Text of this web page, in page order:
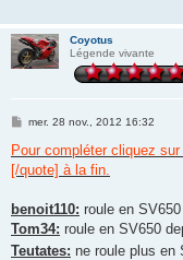
Coyotus
Légende vivante
M
s
s
a
mer. 28 nov., 2012 16:32
Pour compléter cliquez
[/quote] à la fin.
benoit110: roule en
Tom34: roule en SV650
Teutates: ne roule plus en